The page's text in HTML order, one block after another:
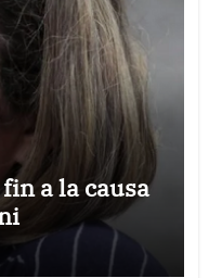
a la causa